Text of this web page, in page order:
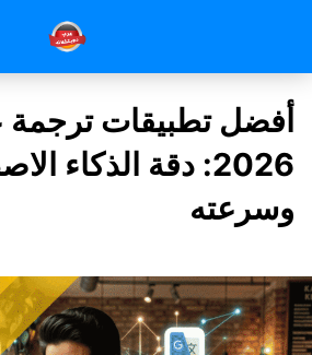
أفضل تطبيقات ترجمة
2026: دقة الذكاء
وسرعته